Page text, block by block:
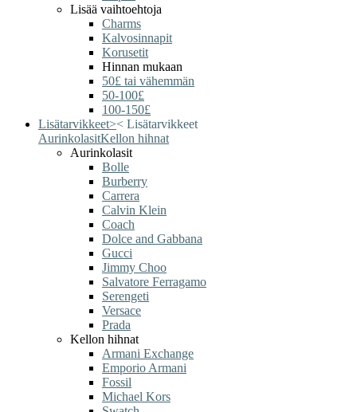
Lisää vaihtoehtoja
Charms
Kalvosinnapit
Korusetit
Hinnan mukaan
50£ tai vähemmän
50-100£
100-150£
Lisätarvikkeet>< Lisätarvikkeet
AurinkolasitKellon hihnat
Aurinkolasit
Bolle
Burberry
Carrera
Calvin Klein
Coach
Dolce and Gabbana
Gucci
Jimmy Choo
Salvatore Ferragamo
Serengeti
Versace
Prada
Kellon hihnat
Armani Exchange
Emporio Armani
Fossil
Michael Kors